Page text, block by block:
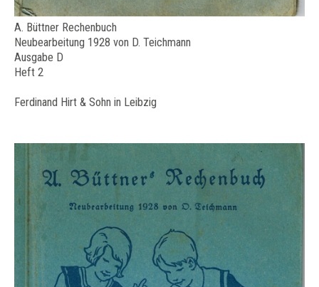
A. Büttner Rechenbuch
Neubearbeitung 1928 von D. Teichmann
Ausgabe D
Heft 2
Ferdinand Hirt & Sohn in Leibzig